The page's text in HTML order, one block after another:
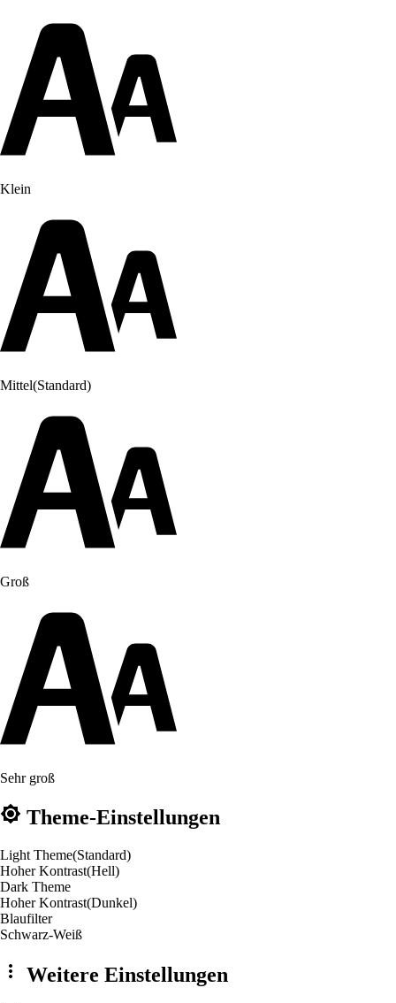
Klein
Mittel(Standard)
Groß
Sehr groß
Theme-Einstellungen
Light Theme(Standard)
Hoher Kontrast(Hell)
Dark Theme
Hoher Kontrast(Dunkel)
Blaufilter
Schwarz-Weiß
Weitere Einstellungen